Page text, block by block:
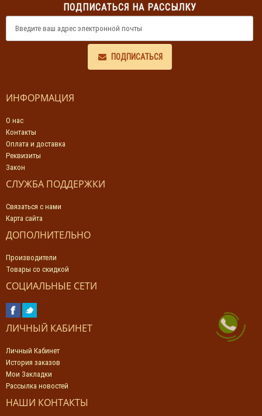
ПОДПИСАТЬСЯ НА РАССЫЛКУ
ПОДПИСАТЬСЯ
ИНФОРМАЦИЯ
О нас
Контакты
Оплата и доставка
Реквизиты
Закон
СЛУЖБА ПОДДЕРЖКИ
Связаться с нами
Карта сайта
ДОПОЛНИТЕЛЬНО
Производители
Товары со скидкой
СОЦИАЛЬНЫЕ СЕТИ
ЛИЧНЫЙ КАБИНЕТ
Личный Кабинет
История заказов
Мои Закладки
Рассылка новостей
НАШИ КОНТАКТЫ